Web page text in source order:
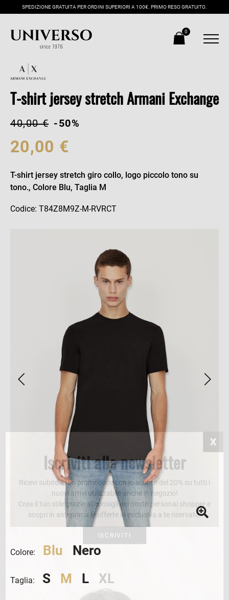
SPEDIZIONE GRATUITA PER ORDINI SUPERIORI A 100€. PRIMO RESO GRATUITO.
0
T-shirt jersey stretch Armani Exchange
40,00 € -50%
20,00 €
T-shirt jersey stretch giro collo, logo piccolo tono su
tono., Colore Blu, Taglia M
Codice: T84Z8M9Z-M-RVRCT
Colore: Blu Nero
Taglia: S M L XL
Iscriviti alla newsletter
Ricevi subito il tuo promocode con lo sconto del 20% su tutti i
nuovi arrivi utilizzabile anche in negozio!
Crea il tuo stile grazie ai consigli dei nostri personal shopper e
scopri in anteprima le offerte in esclusiva a te riservate.
ISCRIVITI